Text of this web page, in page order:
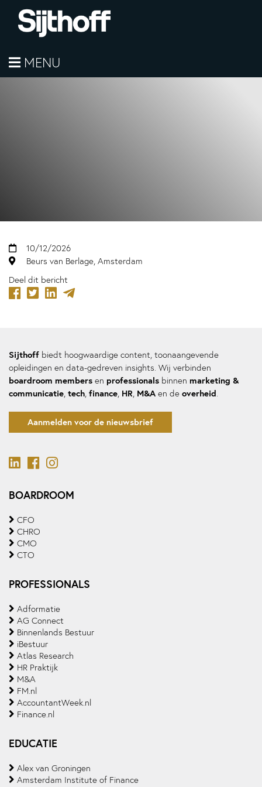
MENU
10/12/2026
Beurs van Berlage, Amsterdam
Deel dit bericht
Sijthoff biedt hoogwaardige content, toonaangevende
opleidingen en data-gedreven insights. Wij verbinden
boardroom members en professionals binnen marketing &
communicatie, tech, finance, HR, M&A en de overheid.
Aanmelden voor de nieuwsbrief
BOARDROOM
CFO
CHRO
CMO
CTO
PROFESSIONALS
Adformatie
AG Connect
Binnenlands Bestuur
iBestuur
Atlas Research
HR Praktijk
M&A
FM.nl
AccountantWeek.nl
Finance.nl
EDUCATIE
Alex van Groningen
Amsterdam Institute of Finance